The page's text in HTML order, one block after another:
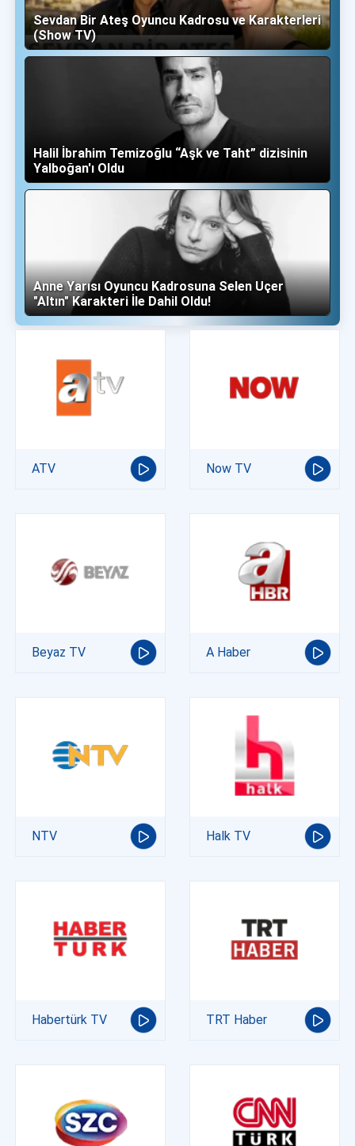
Sevdan Bir Ateş Oyuncu Kadrosu ve Karakterleri
(Show TV)
Halil İbrahim Temizoğlu “Aşk ve Taht” dizisinin
Yalboğan'ı Oldu
Anne Yarısı Oyuncu Kadrosuna Selen Uçer
"Altın" Karakteri İle Dahil Oldu!
ATV Now TV
Beyaz TV A Haber
NTV Halk TV
Habertürk TV TRT Haber